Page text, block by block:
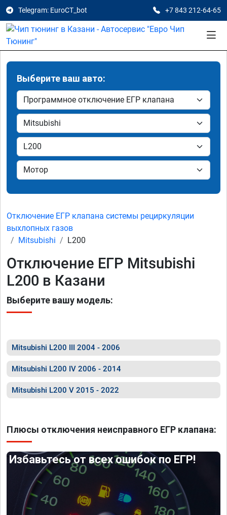
Telegram: EuroCT_bot +7 843 212-64-65
Выберите ваш авто:
Отключение ЕГР клапана системы рециркуляции
выхлопных газов
Mitsubishi
L200
Отключение ЕГР Mitsubishi
L200 в Казани
Выберите вашу модель:
Mitsubishi L200 III 2004 - 2006
Mitsubishi L200 IV 2006 - 2014
Mitsubishi L200 V 2015 - 2022
Плюсы отключения неисправного ЕГР клапана:
Избавьтесь от всех ошибок по ЕГР!